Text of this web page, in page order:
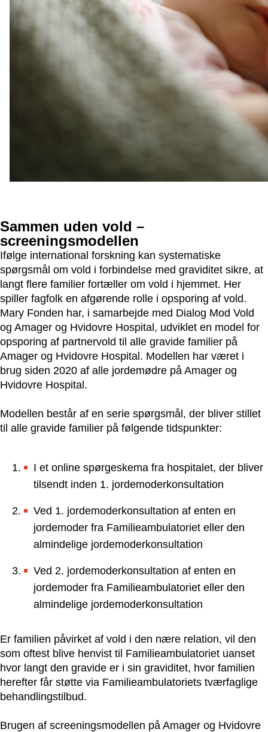
Sammen uden vold –
screeningsmodellen
Ifølge international forskning kan systematiske
spørgsmål om vold i forbindelse med graviditet sikre, at
langt flere familier fortæller om vold i hjemmet. Her
spiller fagfolk en afgørende rolle i opsporing af vold.
Mary Fonden har, i samarbejde med Dialog Mod Vold
og Amager og Hvidovre Hospital, udviklet en model for
opsporing af partnervold til alle gravide familier på
Amager og Hvidovre Hospital. Modellen har været i
brug siden 2020 af alle jordemødre på Amager og
Hvidovre Hospital.
Modellen består af en serie spørgsmål, der bliver stillet
til alle gravide familier på følgende tidspunkter:
I et online spørgeskema fra hospitalet, der bliver
tilsendt inden 1. jordemoderkonsultation
Ved 1. jordemoderkonsultation af enten en
jordemoder fra Familieambulatoriet eller den
almindelige jordemoderkonsultation
Ved 2. jordemoderkonsultation af enten en
jordemoder fra Familieambulatoriet eller den
almindelige jordemoderkonsultation
Er familien påvirket af vold i den nære relation, vil den
som oftest blive henvist til Familieambulatoriet uanset
hvor langt den gravide er i sin graviditet, hvor familien
herefter får støtte via Familieambulatoriets tværfaglige
behandlingstilbud.
Brugen af screeningsmodellen på Amager og Hvidovre